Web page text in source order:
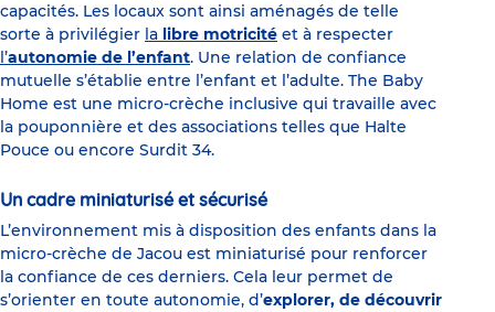
capacités. Les locaux sont ainsi aménagés de telle
sorte à privilégier la libre motricité et à respecter
l’autonomie de l’enfant. Une relation de confiance
mutuelle s’établie entre l’enfant et l’adulte. The Baby
Home est une micro-crèche inclusive qui travaille avec
la pouponnière et des associations telles que Halte
Pouce ou encore Surdit 34.
Un cadre miniaturisé et sécurisé
L’environnement mis à disposition des enfants dans la
micro-crèche de Jacou est miniaturisé pour renforcer
la confiance de ces derniers. Cela leur permet de
s’orienter en toute autonomie, d’explorer, de découvrir